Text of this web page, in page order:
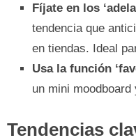
Fíjate en los
tendencia que
en tiendas. Ideal
Usa la función
un mini
Tendencias